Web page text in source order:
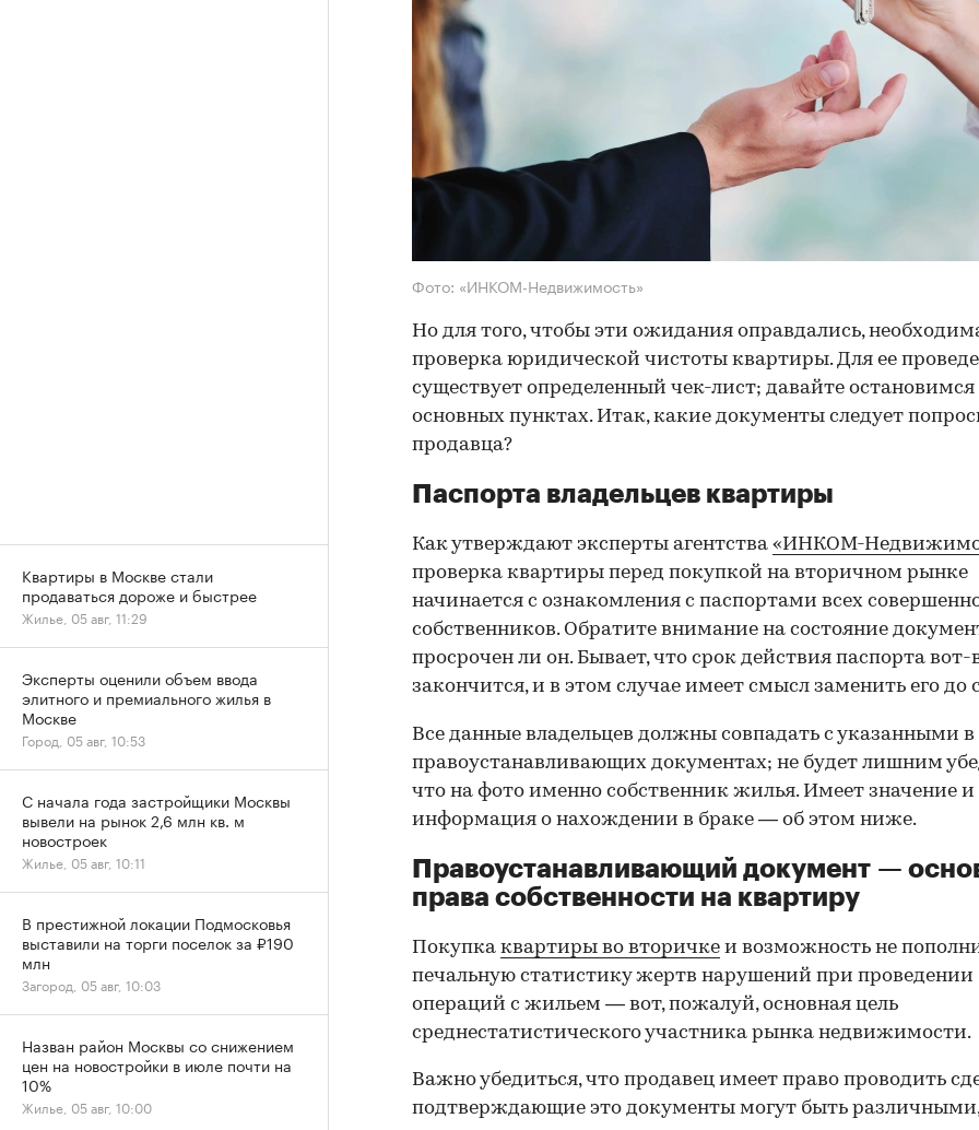
Фото: «ИНКОМ-Недвижимость»
Но для того, чтобы эти ожидания оправдались,
проверка юридической чистоты квартиры. Для ее
существует определенный чек-лист; давайте остановимся
основных пунктах. Итак, какие документы следует
продавца?
Паспорта владельцев квартиры
Как утверждают эксперты агентства «ИНКОМ-
проверка квартиры перед покупкой на вторичном рынке
начинается с ознакомления с паспортами всех
собственников. Обратите внимание на состояние
просрочен ли он. Бывает, что срок действия паспорта вот-
закончится, и в этом случае имеет смысл заменить его до
Все данные владельцев должны совпадать с указанными в
правоустанавливающих документах; не будет лишним
что на фото именно собственник жилья. Имеет значение и
информация о нахождении в браке — об этом ниже.
Правоустанавливающий документ —
права собственности на квартиру
Покупка квартиры во вторичке и возможность не
печальную статистику жертв нарушений при проведении
операций с жильем — вот, пожалуй, основная цель
среднестатистического участника рынка недвижимости.
Важно убедиться, что продавец имеет право проводить
подтверждающие это документы могут быть различными,
Квартиры в Москве стали
продаваться дороже и быстрее
Жилье, 05 авг, 11:29
Эксперты оценили объем ввода
элитного и премиального жилья в
Москве
Город, 05 авг, 10:53
С начала года застройщики Москвы
вывели на рынок 2,6 млн кв. м
новостроек
Жилье, 05 авг, 10:11
В престижной локации Подмосковья
выставили на торги поселок за ₽190
млн
Загород, 05 авг, 10:03
Назван район Москвы со снижением
цен на новостройки в июле почти на
10%
Жилье, 05 авг, 10:00